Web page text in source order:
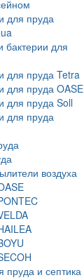
для пруда
бактерии для
для пруда Tetra
для пруда OASE
для пруда Soll
для пруда
воздуха
пруда и септика